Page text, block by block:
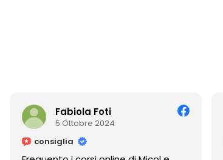
Fabiola Foti
5 Ottobre 2024
consiglia